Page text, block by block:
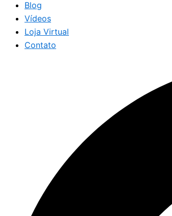
Blog
Vídeos
Loja Virtual
Contato